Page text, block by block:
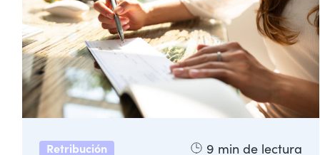
Retribución 9 min de lectura